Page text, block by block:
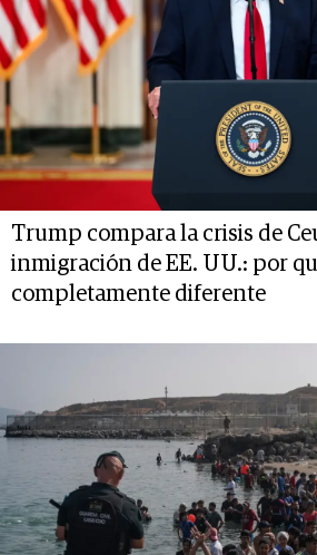
Trump compara la crisis de
inmigración de EE. UU.: por
completamente diferente